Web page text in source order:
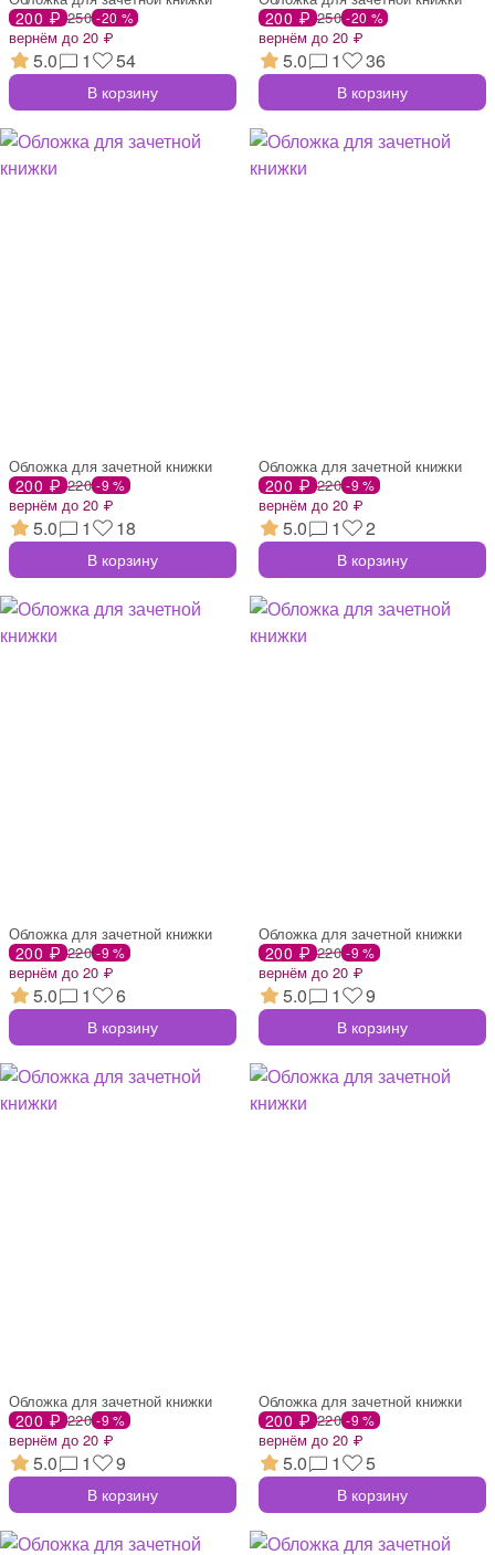
200 ₽ 250 -20 %
вернём до 20 ₽
5.0 1 54
В корзину
200 ₽ 250 -20 %
вернём до 20 ₽
5.0 1 36
В корзину
Обложка для зачетной книжки
200 ₽ 220 -9 %
вернём до 20 ₽
5.0 1 18
В корзину
Обложка для зачетной книжки
200 ₽ 220 -9 %
вернём до 20 ₽
5.0 1 2
В корзину
Обложка для зачетной книжки
200 ₽ 220 -9 %
вернём до 20 ₽
5.0 1 6
В корзину
Обложка для зачетной книжки
200 ₽ 220 -9 %
вернём до 20 ₽
5.0 1 9
В корзину
Обложка для зачетной книжки
200 ₽ 220 -9 %
вернём до 20 ₽
5.0 1 9
В корзину
Обложка для зачетной книжки
200 ₽ 220 -9 %
вернём до 20 ₽
5.0 1 5
В корзину